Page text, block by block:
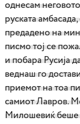
однесам
руската
предадено на
писмо тој се
и побара Русија
веднаш го
приемот на тоа
самиот Лавров.
Милошевиќ беше